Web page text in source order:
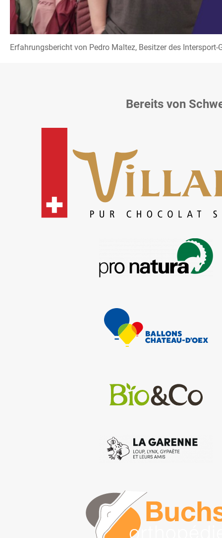
Erfahrungsbericht von Pedro Maltez, Besitzer des
Bereits von